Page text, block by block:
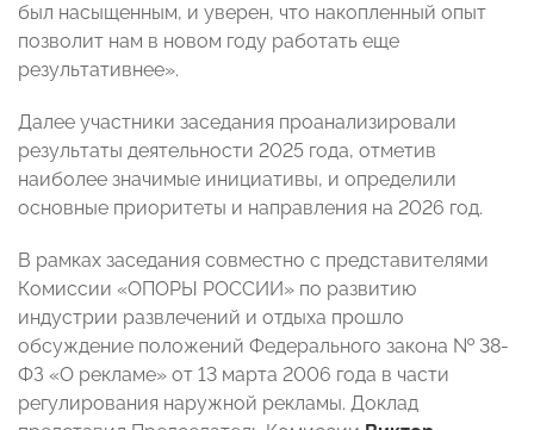
был насыщенным, и уверен, что накопленный опыт
позволит нам в новом году работать еще
результативнее».
Далее участники заседания проанализировали
результаты деятельности 2025 года, отметив
наиболее значимые инициативы, и определили
основные приоритеты и направления на 2026 год.
В рамках заседания совместно с представителями
Комиссии «ОПОРЫ РОССИИ» по развитию
индустрии развлечений и отдыха прошло
обсуждение положений Федерального закона № 38-
ФЗ «О рекламе» от 13 марта 2006 года в части
регулирования наружной рекламы. Доклад